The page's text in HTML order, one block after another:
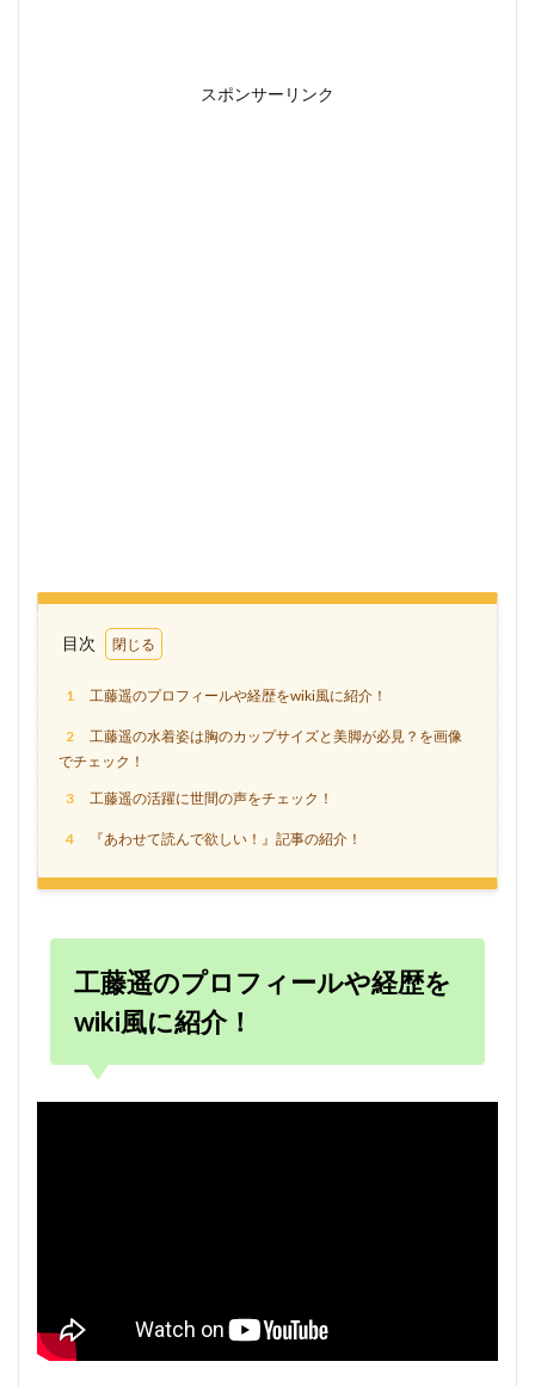
スポンサーリンク
目次
1 工藤遥のプロフィールや経歴をwiki風に紹介！
2
工藤遥の水着姿は胸のカップサイズと美脚が必見？を画像
でチェック！
3 工藤遥の活躍に世間の声をチェック！
4 『あわせて読んで欲しい！』記事の紹介！
工藤遥のプロフィールや経歴を
wiki風に紹介！